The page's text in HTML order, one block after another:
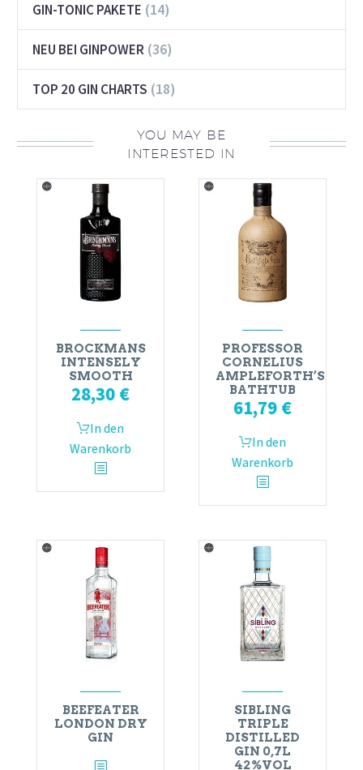
GIN-TONIC PAKETE (14)
NEU BEI GINPOWER (36)
TOP 20 GIN CHARTS (18)
YOU MAY BE
INTERESTED IN
BROCKMANS
INTENSELY
SMOOTH
28,30 €
In den
Warenkorb
PROFESSOR
CORNELIUS
AMPLEFORTH’S
BATHTUB
61,79 €
In den
Warenkorb
BEEFEATER
LONDON DRY
GIN
SIBLING
TRIPLE
DISTILLED
GIN 0,7L
42%VOL